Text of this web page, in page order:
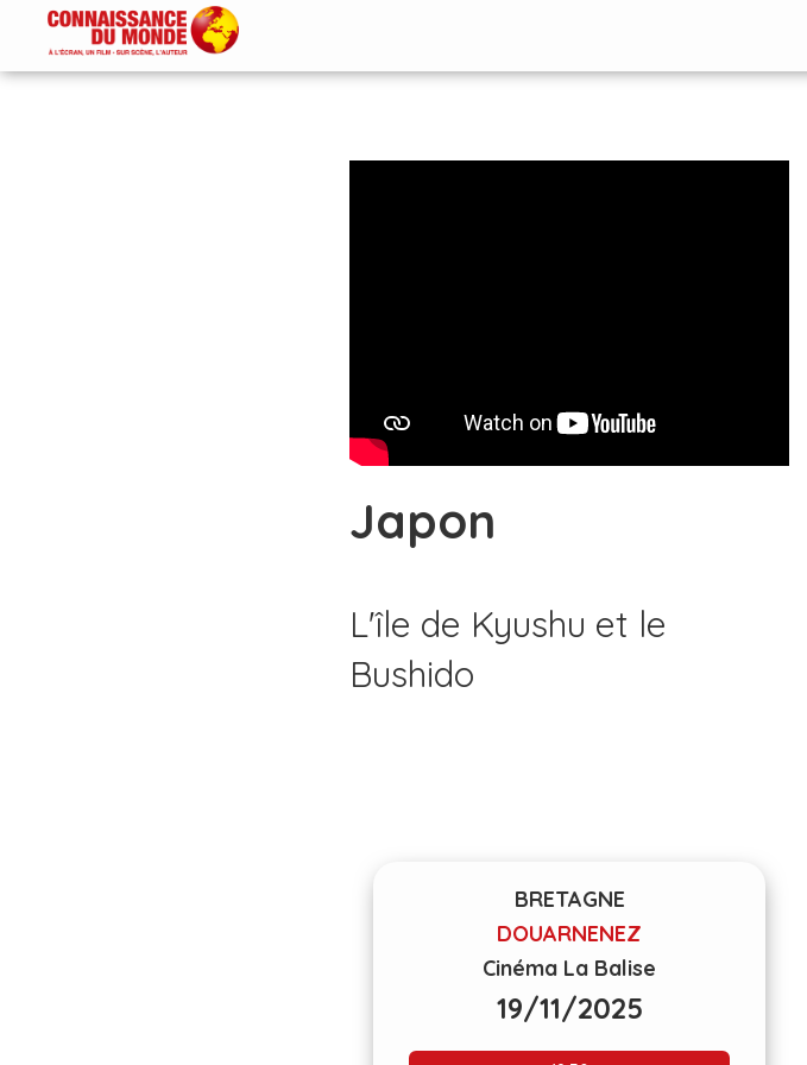
Japon
L'île de Kyushu et le
Bushido
BRETAGNE
DOUARNENEZ
Cinéma La Balise
19/11/2025